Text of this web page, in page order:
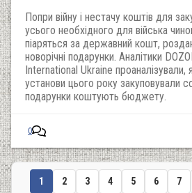
Попри війну і нестачу коштів для
усього необхідного для війська
піаряться за державний кошт,
новорічні подарунки. Аналітики
International Ukraine проаналізували,
установи цього року закуповували
подарунки коштують бюджету.
0
Поточна
1 Сторінка
2 Сторінка
3 Сторінка
4 Сторінка
5 Сторінка
6 7